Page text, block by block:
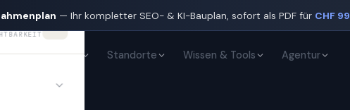
— Ihr kompletter SEO- & KI-Bauplan, sofort als PDF für CHF 99
KI-Sichtbarkeit Standorte Wissen & Tools Agentur